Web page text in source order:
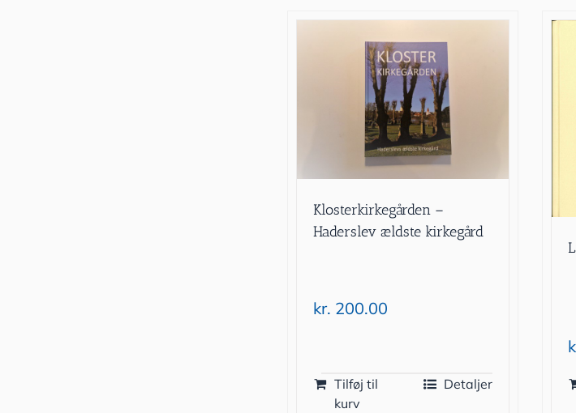
Klosterkirkegården –
Haderslev ældste kirkegård
kr. 200.00
Tilføj til
kurv
Detaljer